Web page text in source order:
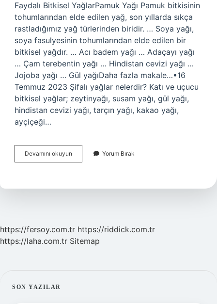
Faydalı Bitkisel YağlarPamuk Yağı Pamuk bitkisinin
tohumlarından elde edilen yağ, son yıllarda sıkça
rastladığımız yağ türlerinden biridir. … Soya yağı,
soya fasulyesinin tohumlarından elde edilen bir
bitkisel yağdır. … Acı badem yağı … Adaçayı yağı
… Çam terebentin yağı … Hindistan cevizi yağı …
Jojoba yağı … Gül yağıDaha fazla makale…•16
Temmuz 2023 Şifalı yağlar nelerdir? Katı ve uçucu
bitkisel yağlar; zeytinyağı, susam yağı, gül yağı,
hindistan cevizi yağı, tarçın yağı, kakao yağı,
ayçiçeği…
Devamını okuyun
Yağlar
Yorum Bırak
https://fersoy.com.tr https://riddick.com.tr
https://laha.com.tr Sitemap
SIDEBAR
SON YAZILAR